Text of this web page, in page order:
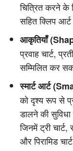
चित्रित करने के
सहित क्लिप
आकृतियाँ
प्रवाह चार्ट,
सम्मिलित कर
स्मार्ट आर्ट
को दृश्य रूप से
डालने की
जिनमें ट्री चार्ट,
और पिरामिड